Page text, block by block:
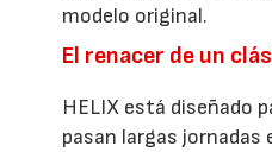
modelo original.
El renacer de un
HELIX está diseñado
pasan largas jornadas